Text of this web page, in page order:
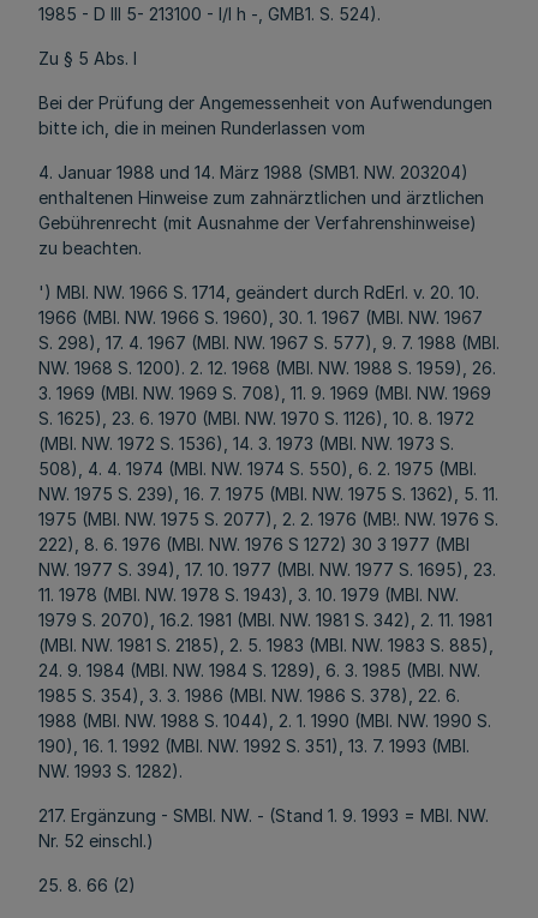
1985 - D III 5- 213100 - l/l h -, GMB1. S. 524).
Zu § 5 Abs. l
Bei der Prüfung der Angemessenheit von Aufwendungen
bitte ich, die in meinen Runderlassen vom
4. Januar 1988 und 14. März 1988 (SMB1. NW. 203204)
enthaltenen Hinweise zum zahnärztlichen und ärztlichen
Gebührenrecht (mit Ausnahme der Verfahrenshinweise)
zu beachten.
') MBI. NW. 1966 S. 1714, geändert durch RdErl. v. 20. 10.
1966 (MBl. NW. 1966 S. 1960), 30. 1. 1967 (MBl. NW. 1967
S. 298), 17. 4. 1967 (MBl. NW. 1967 S. 577), 9. 7. 1988 (MBl.
NW. 1968 S. 1200). 2. 12. 1968 (MBl. NW. 1988 S. 1959), 26.
3. 1969 (MBl. NW. 1969 S. 708), 11. 9. 1969 (MBl. NW. 1969
S. 1625), 23. 6. 1970 (MBl. NW. 1970 S. 1126), 10. 8. 1972
(MBl. NW. 1972 S. 1536), 14. 3. 1973 (MBl. NW. 1973 S.
508), 4. 4. 1974 (MBl. NW. 1974 S. 550), 6. 2. 1975 (MBl.
NW. 1975 S. 239), 16. 7. 1975 (MBl. NW. 1975 S. 1362), 5. 11.
1975 (MBl. NW. 1975 S. 2077), 2. 2. 1976 (MB!. NW. 1976 S.
222), 8. 6. 1976 (MBl. NW. 1976 S 1272) 30 3 1977 (MBl
NW. 1977 S. 394), 17. 10. 1977 (MBl. NW. 1977 S. 1695), 23.
11. 1978 (MBl. NW. 1978 S. 1943), 3. 10. 1979 (MBl. NW.
1979 S. 2070), 16.2. 1981 (MBl. NW. 1981 S. 342), 2. 11. 1981
(MBl. NW. 1981 S. 2185), 2. 5. 1983 (MBl. NW. 1983 S. 885),
24. 9. 1984 (MBl. NW. 1984 S. 1289), 6. 3. 1985 (MBl. NW.
1985 S. 354), 3. 3. 1986 (MBl. NW. 1986 S. 378), 22. 6.
1988 (MBl. NW. 1988 S. 1044), 2. 1. 1990 (MBl. NW. 1990 S.
190), 16. 1. 1992 (MBl. NW. 1992 S. 351), 13. 7. 1993 (MBl.
NW. 1993 S. 1282).
217. Ergänzung - SMBl. NW. - (Stand 1. 9. 1993 = MBl. NW.
Nr. 52 einschl.)
25. 8. 66 (2)